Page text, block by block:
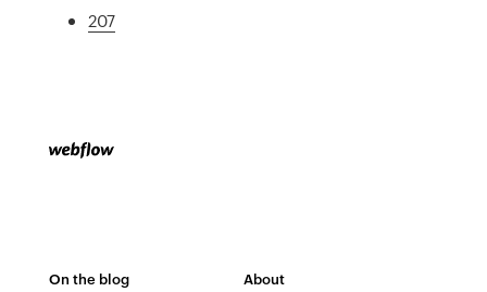
207
On the blog About